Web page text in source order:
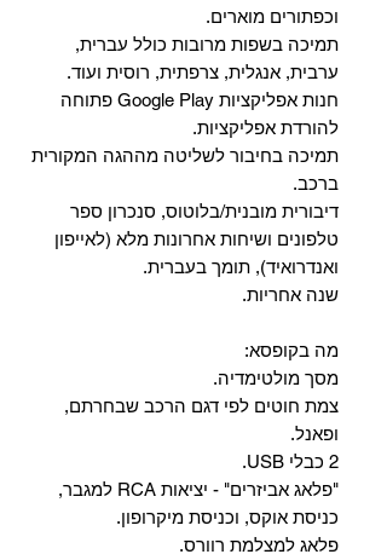
וכפתורים מוארים.
תמיכה בשפות מרובות כולל עברית,
ערבית, אנגלית, צרפתית, רוסית ועוד.
‏חנות אפליקציות Google Play פתוחה
להורדת אפליקציות.
‏תמיכה בחיבור לשליטה מההגה המקורית
ברכב.
‏דיבורית מובנית/בלוטוס, ‏סנכרון ספר
טלפונים ושיחות אחרונות מלא (לאייפון
ואנדרואיד), תומך בעברית.
שנה אחריות.
מה בקופסא:
מסך מולטימדיה.
צמת חוטים לפי דגם הרכב שבחרתם,
ופאנל.
2 כבלי USB.
"פלאג אביזרים" - יציאות RCA למגבר,
כניסת אוקס, וכניסת מיקרופון.
פלאג למצלמת רוורס.